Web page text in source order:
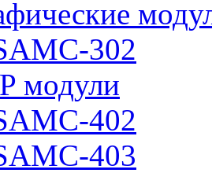
302
модули
402
403